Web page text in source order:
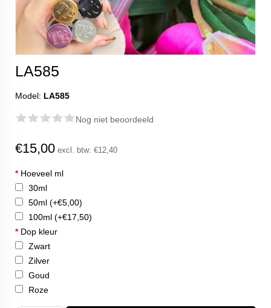
LA585
Model: LA585
Nog niet beoordeeld
€15,00 excl. btw: €12,40
*Hoeveel ml
30ml
50ml (+€5,00)
100ml (+€17,50)
*Dop kleur
Zwart
Zilver
Goud
Roze